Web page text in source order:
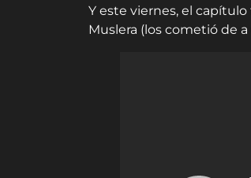
Y este viernes, el
Muslera (los cometió de